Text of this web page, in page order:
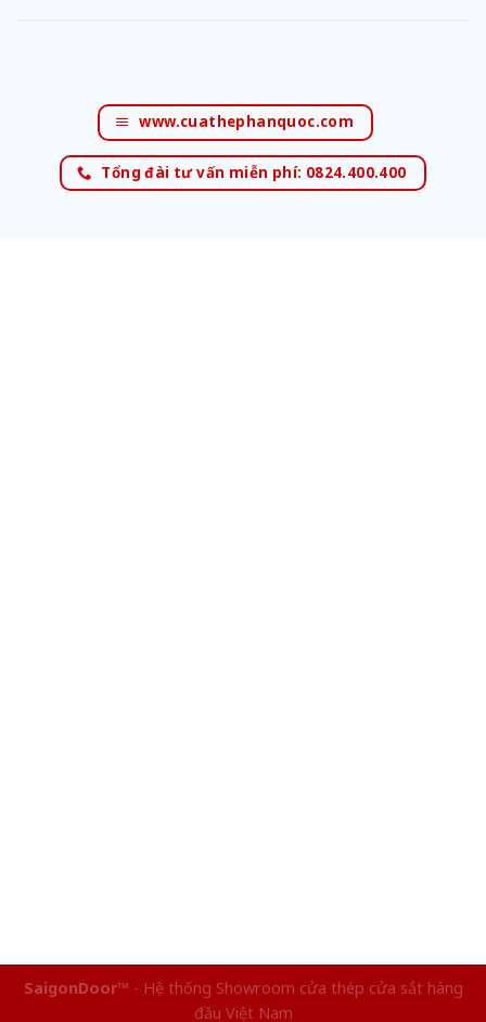
www.cuathephanquoc.com
Tổng đài tư vấn miễn phí: 0824.400.400
SaigonDoor™ - Hệ thống Showroom cửa thép cửa sắt hàng
đầu Việt Nam